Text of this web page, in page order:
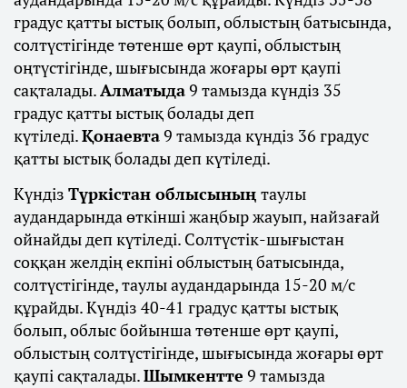
градус қатты ыстық болып, облыстың батысында,
солтүстігінде төтенше өрт қаупі, облыстың
оңтүстігінде, шығысында жоғары өрт қаупі
сақталады.Алматыда9 тамызда күндіз 35
градус қатты ыстық болады деп
күтіледі.Қонаевта9 тамызда күндіз 36 градус
қатты ыстық болады деп күтіледі.
Күндіз Түркістан облысының таулы
аудандарында өткінші жаңбыр жауып, найзағай
ойнайды деп күтіледі. Солтүстік-шығыстан
соққан желдің екпіні облыстың батысында,
солтүстігінде, таулы аудандарында 15-20 м/с
құрайды. Күндіз 40-41 градус қатты ыстық
болып, облыс бойынша төтенше өрт қаупі,
облыстың солтүстігінде, шығысында жоғары өрт
қаупі сақталады.Шымкентте 9 тамызда